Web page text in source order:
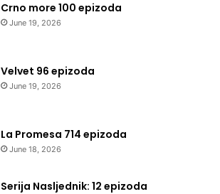
Crno more 100 epizoda
June 19, 2026
Velvet 96 epizoda
June 19, 2026
La Promesa 714 epizoda
June 18, 2026
Serija Nasljednik: 12 epizoda